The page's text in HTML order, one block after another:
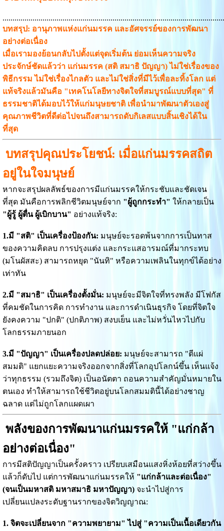
บทสรุป: อานุภาพแห่งแก่นมรรค และอัศจรรย์ของการพัฒนา
อย่างต่อเนื่อง
เมื่อเรามองย้อนกลับไปตั้งแต่จุดเริ่มต้น ย่อมเห็นความจริง
ประจักษ์ชัดแล้วว่า แก่นมรรค (สติ สมาธิ ปัญญา) ไม่ใช่เรื่องของ
พิธีกรรม ไม่ใช่เรื่องไกลตัว และไม่ใช่สิ่งที่มีไว้เพื่อละทิ้งโลก แต่
แท้จริงแล้วมันคือ "เทคโนโลยีทางจิตใจที่สมบูรณ์แบบที่สุด" ที่
ธรรมชาติได้มอบไว้ให้แก่มนุษยชาติ เพื่อนำมาพัฒนาตัวเองสู่
คุณภาพชีวิตที่ดีต่อไปจนถึงสามารถดับกิเลสแบบสิ้นเชิงได้ใน
ที่สุด
บทสรุปคุณประโยชน์: เมื่อแก่นมรรคสถิต
อยู่ในใจมนุษย์
หากจะสรุปผลลัพธ์ของการมีแก่นมรรคให้กระชับและชัดเจน
ที่สุด มันคือการพลิกชีวิตมนุษย์จาก "ผู้ถูกกระทำ" ให้กลายเป็น
"ผู้รู้ ผู้ตื่น ผู้เบิกบาน" อย่างแท้จริง:
1.มี "สติ" เป็นเครื่องป้องกัน: มนุษย์จะรอดพ้นจากการเป็นทาส
ของความคิดลบ การปรุงแต่ง และกระแสอารมณ์ที่มากระทบ
(มโนผัสสะ) สามารถหยุด "นันทิ" หรือความเพลินในทุกข์ได้อย่าง
เท่าทัน
2.มี "สมาธิ" เป็นเครื่องตั้งมั่น: มนุษย์จะมีจิตใจที่ทรงพลัง มีโฟกัส
ที่คมชัดในการคิด การทำงาน และการดำเนินธุรกิจ โดยที่จิตใจ
ยังคงความ "ปกติ" (ปกติภาพ) สงบเย็น และไม่หวั่นไหวไปกับ
โลกธรรมภายนอก
3.มี "ปัญญา" เป็นเครื่องปลดปล่อย: มนุษย์จะสามารถ "ตีแผ่
สมมติ" แยกแยะความจริงออกจากสิ่งที่โลกอุปโลกน์ขึ้น เห็นแจ้ง
ว่าทุกธรรม (รวมถึงจิต) เป็นอนัตตา ถอนความสำคัญมั่นหมายใน
ตนเอง ทำให้สามารถใช้ชีวิตอยู่บนโลกสมมตินี้ได้อย่างชาญ
ฉลาด แต่ไม่ถูกโลกแผดเผา
พลังของการพัฒนาแก่นมรรคให้ "แก่กล้า
อย่างต่อเนื่อง"
การมีสติปัญญาเป็นครั้งคราว เปรียบเสมือนแสงหิ่งห้อยที่สว่างขึ้น
แล้วก็ดับไป แต่การพัฒนาแก่นมรรคให้ "แก่กล้าและต่อเนื่อง"
(จนเป็นมหาสติ มหาสมาธิ มหาปัญญา)จะนำไปสู่การ
เปลี่ยนแปลงระดับฐานรากของจิตวิญญาณ:
1. จิตจะเปลี่ยนจาก "ความพยายาม" ไปสู่ "ความเป็นเนื้อเดียวกัน